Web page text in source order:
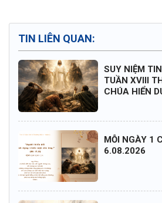
TIN LIÊN QUAN:
SUY NIỆM
TUẦN XVIII
CHÚA HIỂN
MỖI NGÀY 1
6.08.2026